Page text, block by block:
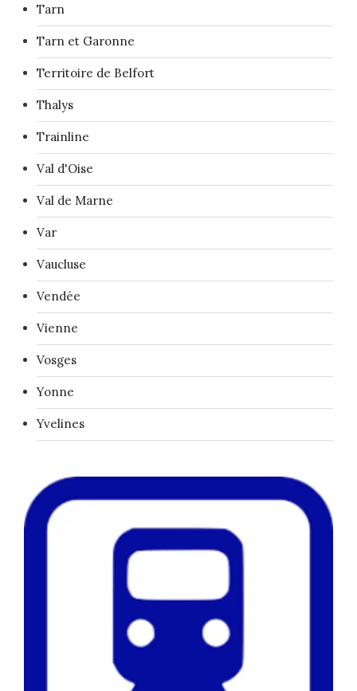
Tarn
Tarn et Garonne
Territoire de Belfort
Thalys
Trainline
Val d'Oise
Val de Marne
Var
Vaucluse
Vendée
Vienne
Vosges
Yonne
Yvelines